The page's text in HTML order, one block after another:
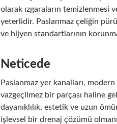
olarak ızgaraların temizlenmesi
yeterlidir. Paslanmaz çeliğin
ve hijyen standartlarının
Neticede
Paslanmaz yer kanalları,
vazgeçilmez bir parçası haline
dayanıklılık, estetik ve uzun
işlevsel bir drenaj çözümü